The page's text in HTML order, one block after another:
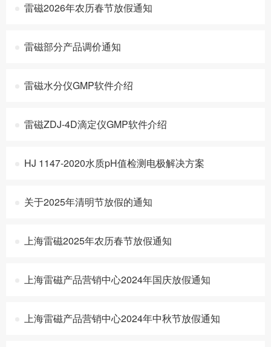
雷磁2026年农历春节放假通知
雷磁部分产品调价通知
雷磁水分仪GMP软件介绍
雷磁ZDJ-4D滴定仪GMP软件介绍
HJ 1147-2020水质pH值检测电极解决方案
关于2025年清明节放假的通知
上海雷磁2025年农历春节放假通知
上海雷磁产品营销中心2024年国庆放假通知
上海雷磁产品营销中心2024年中秋节放假通知